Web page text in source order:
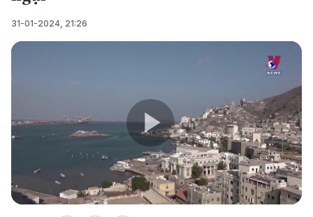
31-01-2024, 21:26
Play
Video